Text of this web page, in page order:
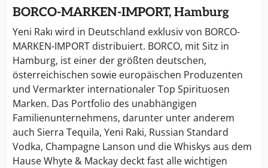
BORCO-MARKEN-IMPORT, Hamburg
Yeni Rakı wird in Deutschland exklusiv von BORCO-
MARKEN-IMPORT distribuiert. BORCO, mit Sitz in
Hamburg, ist einer der größten deutschen,
österreichischen sowie europäischen Produzenten
und Vermarkter internationaler Top Spirituosen
Marken. Das Portfolio des unabhängigen
Familienunternehmens, darunter unter anderem
auch Sierra Tequila, Yeni Raki, Russian Standard
Vodka, Champagne Lanson und die Whiskys aus dem
Hause Whyte & Mackay deckt fast alle wichtigen